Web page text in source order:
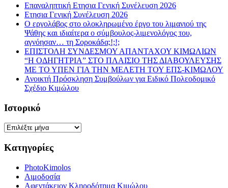
Επαναληπτική Ετησια Γενική Συνέλευση 2026
Ετησια Γενική Συνέλευση 2026
Ο εργολάβος στο ολοκληρωμένο έργο του λιμανιού της
Ψάθης και ιδιαίτερα ο σύμβουλος-λιμενολόγος του,
αγνόησαν… τη Σοροκάδα;!;!;
ΕΠΙΣΤΟΛΗ ΣΥΝΔΕΣΜΟΥ ΑΠΑΝΤΑΧΟΥ ΚΙΜΩΛΙΩΝ
“Η ΟΔΗΓΗΤΡΙΑ” ΣΤΟ ΠΛΑΙΣΙΟ ΤΗΣ ΔΙΑΒΟΥΛΕΥΣΗΣ
ΜΕ ΤΟ ΥΠΕΝ ΓΙΑ ΤΗΝ ΜΕΛΕΤΗ ΤΟΥ ΕΠΣ-ΚΙΜΩΛΟΥ
Ανοικτή Πρόσκληση Συμβούλων για Ειδικό Πολεοδομικό
Σχέδιο Κιμώλου
Ιστορικό
Ιστορικό
Κατηγορίες
PhotoKimolos
Αιμοδοσία
Αφεντάκειον Κληροδότημα Κιμώλου